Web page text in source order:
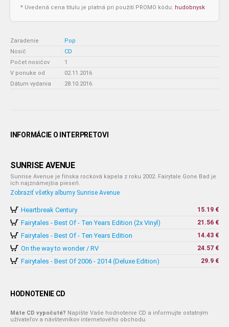
* Uvedená cena titulu je platná pri použití PROMO kódu: hudobnysk
Zaradenie : Pop
Nosič
: CD
Počet nosičov
: 1
V ponuke od
: 02.11.2016
Dátum vydania
: 28.10.2016
INFORMÁCIE O INTERPRETOVI
SUNRISE AVENUE
Sunrise Avenue je fínska rocková kapela z roku 2002. Fairytale Gone Bad je
ich najznámejšia pieseň.
Zobraziť všetky albumy Sunrise Avenue
Heartbreak Century 15.19 €
Fairytales - Best Of - Ten Years Edition (2x Vinyl) 21.56 €
Fairytales - Best Of - Ten Years Edition 14.43 €
On the way to wonder / RV 24.57 €
Fairytales - Best Of 2006 - 2014 (Deluxe Edition) 29.9 €
HODNOTENIE CD
Máte CD vypočuté? Napíšte Vaše hodnotenie CD a informujte ostatným
užívateľov a návštevníkov internetového obchodu.